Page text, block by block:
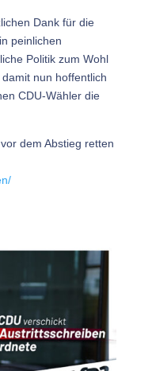
Dank für die
peinlichen
Politik zum Wohl
nun hoffentlich
CDU-Wähler die
dem Abstieg retten